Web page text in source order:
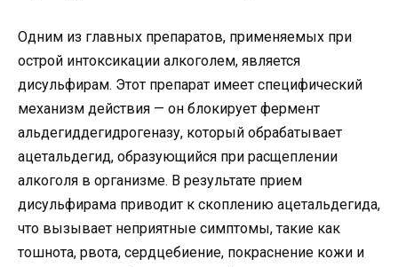
Одним из главных препаратов, применяемых при
острой интоксикации алкоголем, является
дисульфирам. Этот препарат имеет специфический
механизм действия — он блокирует фермент
альдегиддегидрогеназу, который обрабатывает
ацетальдегид, образующийся при расщеплении
алкоголя в организме. В результате прием
дисульфирама приводит к скоплению ацетальдегида,
что вызывает неприятные симптомы, такие как
тошнота, рвота, сердцебиение, покраснение кожи и